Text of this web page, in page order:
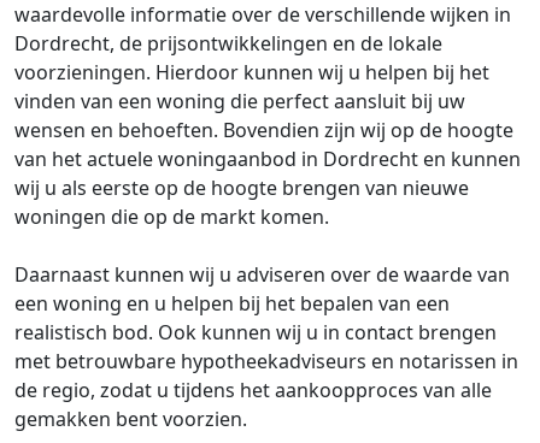
waardevolle informatie over de verschillende wijken in
Dordrecht, de prijsontwikkelingen en de lokale
voorzieningen. Hierdoor kunnen wij u helpen bij het
vinden van een woning die perfect aansluit bij uw
wensen en behoeften. Bovendien zijn wij op de hoogte
van het actuele woningaanbod in Dordrecht en kunnen
wij u als eerste op de hoogte brengen van nieuwe
woningen die op de markt komen.
Daarnaast kunnen wij u adviseren over de waarde van
een woning en u helpen bij het bepalen van een
realistisch bod. Ook kunnen wij u in contact brengen
met betrouwbare hypotheekadviseurs en notarissen in
de regio, zodat u tijdens het aankoopproces van alle
gemakken bent voorzien.